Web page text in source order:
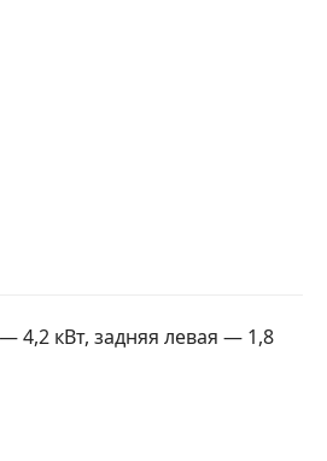
4,2 кВт, задняя левая — 1,8